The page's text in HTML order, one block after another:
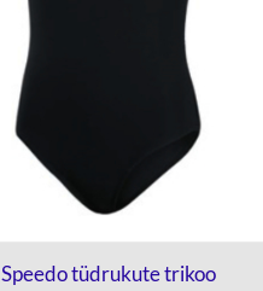
Speedo tüdrukute trikoo